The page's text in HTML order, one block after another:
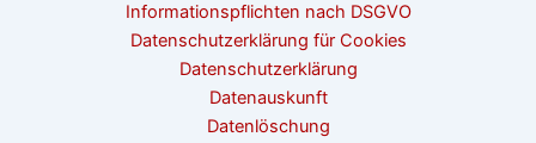
Informationspflichten nach DSGVO
Datenschutzerklärung für Cookies
Datenschutzerklärung
Datenauskunft
Datenlöschung